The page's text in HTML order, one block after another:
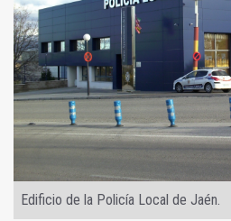
Edificio de la Policía Local de Jaén.